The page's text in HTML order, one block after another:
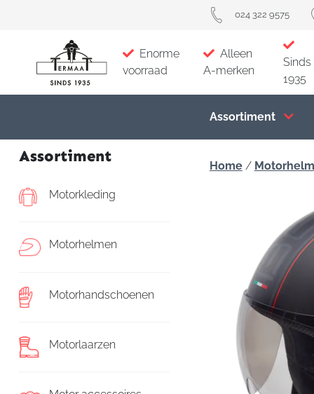
024 322 9575
Enorme
voorraad
Alleen
A-merken
Sinds
1935
Assortiment
Assortiment
Motorkleding
Motorhelmen
Motorhandschoenen
Motorlaarzen
Home/